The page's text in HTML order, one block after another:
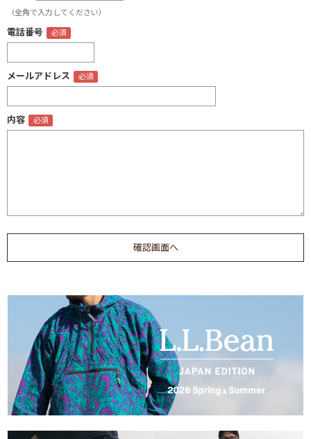
（全角で入力してください）
電話番号
メールアドレス
内容